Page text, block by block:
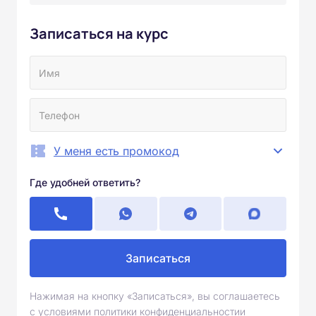
Записаться на курс
У меня есть промокод
Где удобней ответить?
Записаться
Нажимая на кнопку «Записаться», вы соглашаетесь
с условиями политики конфиденциальностии